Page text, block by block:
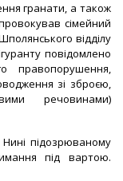
гранати, а також
сімейний
відділу
повідомлено
правопорушення,
зі зброєю,
речовинами)
підозрюваному
під вартою.